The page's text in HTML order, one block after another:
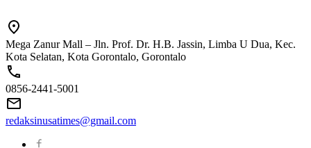
Mega Zanur Mall – Jln. Prof. Dr. H.B. Jassin, Limba U Dua, Kec.
Kota Selatan, Kota Gorontalo, Gorontalo
0856-2441-5001
redaksinusatimes@gmail.com